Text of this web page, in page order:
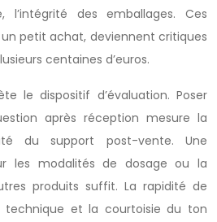
des emballages. Ces
petit achat, deviennent critiques
centaines d’euros.
le dispositif d’évaluation. Poser
après réception mesure la
du support post-vente. Une
les modalités de dosage ou la
produits suffit. La rapidité de
technique et la courtoisie du ton